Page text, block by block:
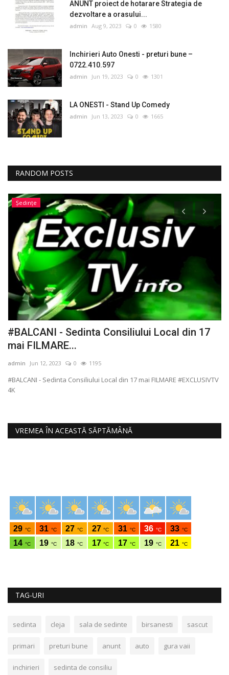
ANUNT proiect de hotarare Strategia de
dezvoltare a orasului...
admin Aug 9, 2023 0 1580
Inchirieri Auto Onesti - preturi bune –
0722.410.597
admin Jun 19, 2023 0 1301
LA ONESTI - Stand Up Comedy
admin Jun 13, 2023 0 1665
RANDOM POSTS
Ședințe
#BALCANI - Sedinta Consiliului Local din 17
mai FILMARE...
admin Jun 12, 2023 0 1195
#BALCANI - Sedinta Consiliului Local din 17 mai FILMARE #EXCLUSIVTV
4K
VREMEA ÎN ACEASTĂ SĂPTĂMÂNĂ
TAG-URI
sedinta cleja sala de sedinte birsanesti sascut
primari preturi bune anunt auto gura vaii
inchirieri sedinta de consiliu